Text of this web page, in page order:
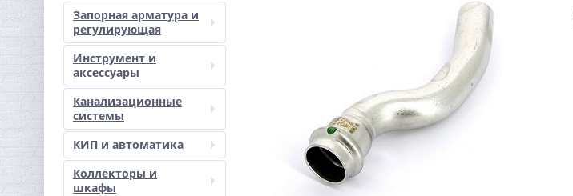
Запорная арматура и
регулирующая
Инструмент и
аксессуары
Канализационные
системы
КИП и автоматика
Коллекторы и
шкафы